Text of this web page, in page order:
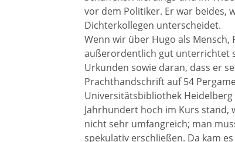
vor dem Politiker. Er war beides,
Dichterkollegen unterscheidet.
Wenn wir über Hugo als
außerordentlich gut unterrichtet
Urkunden sowie daran, dass er
Prachthandschrift auf 54
Universitätsbibliothek
Jahrhundert hoch im Kurs stand,
nicht sehr umfangreich; man
spekulativ erschließen. Da kam